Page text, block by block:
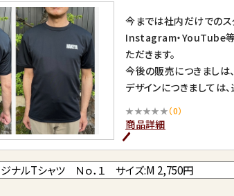
今までは社内だけでのス
Instagram・YouTube等
ただきます。
今後の販売につきましは
デザインにつきましては
Ｎｏ．１・・・Vol.22版カタ
※ご着用後の返品はお受
※着用サイズ：M
★★★★★（0）
商品詳細